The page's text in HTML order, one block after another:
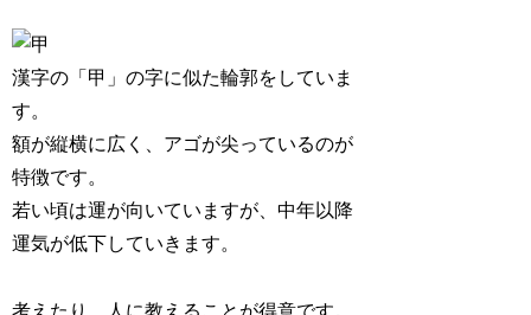
漢字の「甲」の字に似た輪郭をしていま
す。
額が縦横に広く、アゴが尖っているのが
特徴です。
若い頃は運が向いていますが、中年以降
運気が低下していきます。
考えたり、人に教えることが得意です。